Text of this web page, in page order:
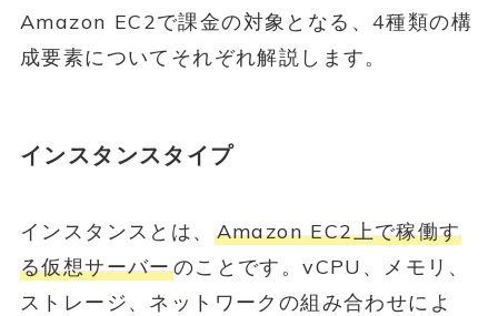
Amazon EC2で課金の対象となる、4種類の構
成要素についてそれぞれ解説します。
インスタンスタイプ
インスタンスとは、 Amazon EC2上で稼働す
る仮想サーバーのことです。vCPU、メモリ、
ストレージ、ネットワークの組み合わせによ